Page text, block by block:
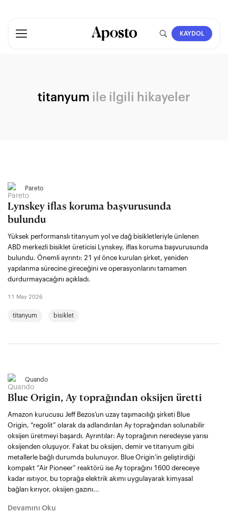
KAYDOL
titanyum ile ilgili hikayeler
Pareto
Lynskey iflas koruma başvurusunda
bulundu
Yüksek performanslı titanyum yol ve dağ bisikletleriyle ünlenen
ABD merkezli bisiklet üreticisi Lynskey, iflas koruma başvurusunda
bulundu. Önemli ayrıntı: 21 yıl önce kurulan şirket, yeniden
yapılanma sürecine gireceğini ve operasyonlarını tamamen
durdurmayacağını açıkladı.
11 May 2026
titanyum bisiklet
Quando
Blue Origin, Ay toprağından oksijen üretti
Amazon kurucusu Jeff Bezos’un uzay taşımacılığı şirketi Blue
Origin, “regolit” olarak da adlandırılan Ay toprağından solunabilir
oksijen üretmeyi başardı. Ayrıntılar: Ay toprağının neredeyse yarısı
oksijenden oluşuyor. Fakat bu oksijen, demir ve titanyum gibi
metallerle bağlı durumda bulunuyor. Blue Origin’in geliştirdiği
kompakt “Air Pioneer” reaktörü ise Ay toprağını 1600 dereceye
kadar ısıtıyor, bu toprağa elektrik akımı uygulayarak kimyasal
bağları kırıyor, oksijen gazını...
Devamını Oku